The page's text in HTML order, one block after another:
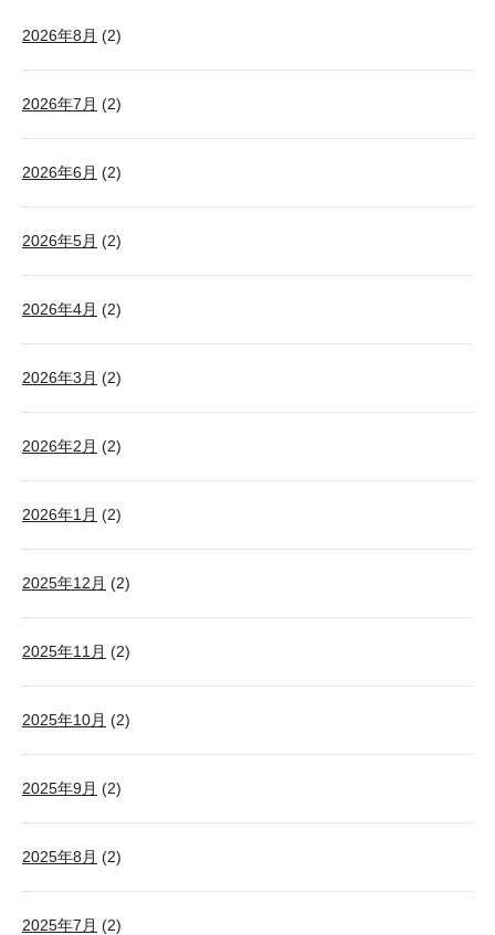
2026年8月 (2)
2026年7月 (2)
2026年6月 (2)
2026年5月 (2)
2026年4月 (2)
2026年3月 (2)
2026年2月 (2)
2026年1月 (2)
2025年12月 (2)
2025年11月 (2)
2025年10月 (2)
2025年9月 (2)
2025年8月 (2)
2025年7月 (2)